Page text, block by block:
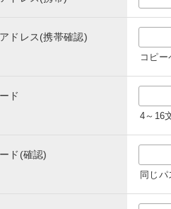
ドレス(携帯確認)
コピ
ド
4～16
ド(確認)
同じ